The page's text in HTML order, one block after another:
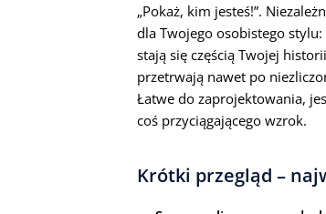
„Pokaż, kim jesteś!”.
dla Twojego osobistego
stają się częścią Twojej
przetrwają nawet po
Łatwe do zaprojektowania,
coś przyciągającego wzrok.
Krótki przegląd –